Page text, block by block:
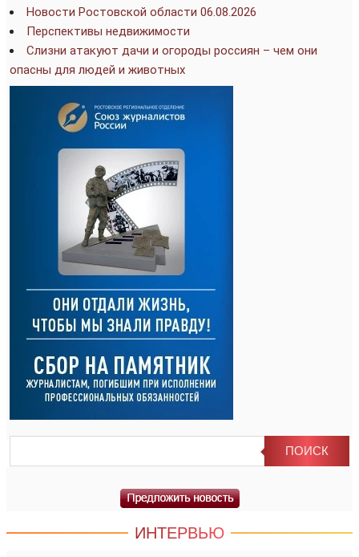
Новости Ростовской области 06.08.2026
Перспективы недвижимости
Слизни атакуют дачи и огороды россиян – чем они
опасны для людей и животных
ИНТЕРВЬЮ